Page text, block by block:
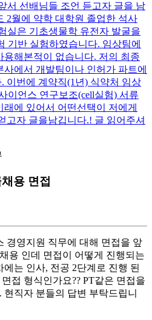
서 선배님들 조언 듣고자 글을 남
2월에 약학 대학원 졸업한 석사
실은 기초생물학 유전자 발굴을
기반 실험하였습니다. 임상팀에
용해본적이 없습니다. 저의 최종
에서 개발팀이나 인허가 파트에
이번에 계약직(1년) 식약처 임상
이언스 연구보조(cell실험) 서류
에 있어서 어떤선택이 저에게
고자 글을남깁니다.! 글 읽어주셔
용 면접
경영지원 직무에 대해 면접을 앞
용 인데 면접이 어떻게 진행되는
는 인사, 전공 2단계로 진행 된
접 형식인가요?? PT같은 면접을
직자 분들의 답변 부탁드립니